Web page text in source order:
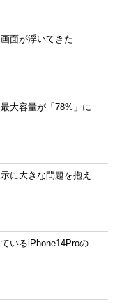
面が浮いてきた
大容量が「78%」に
に大きな問題を抱え
いるiPhone14Proの